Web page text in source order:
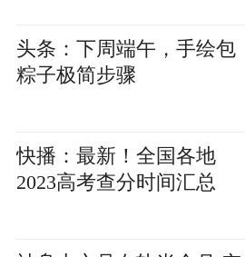
头条：下周端午，手绘包
粽子极简步骤
快播：最新！全国各地
2023高考查分时间汇总